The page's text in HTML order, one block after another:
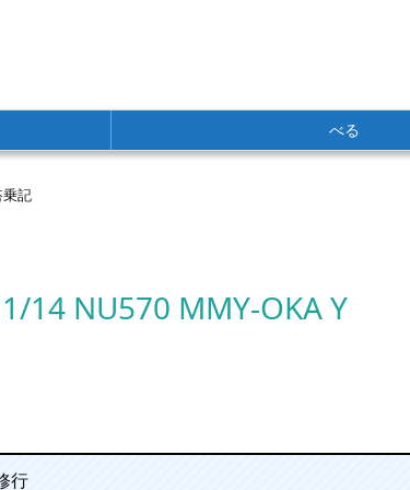
べる
乗記
14 NU570 MMY-OKA Y
行